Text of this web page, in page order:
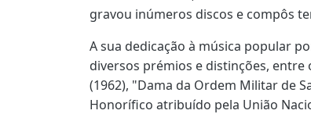
gravou inúmeros discos e compôs
A sua dedicação à música popular
diversos prémios e distinções, entre
(1962), "Dama da Ordem Militar de
Honorífico atribuído pela União